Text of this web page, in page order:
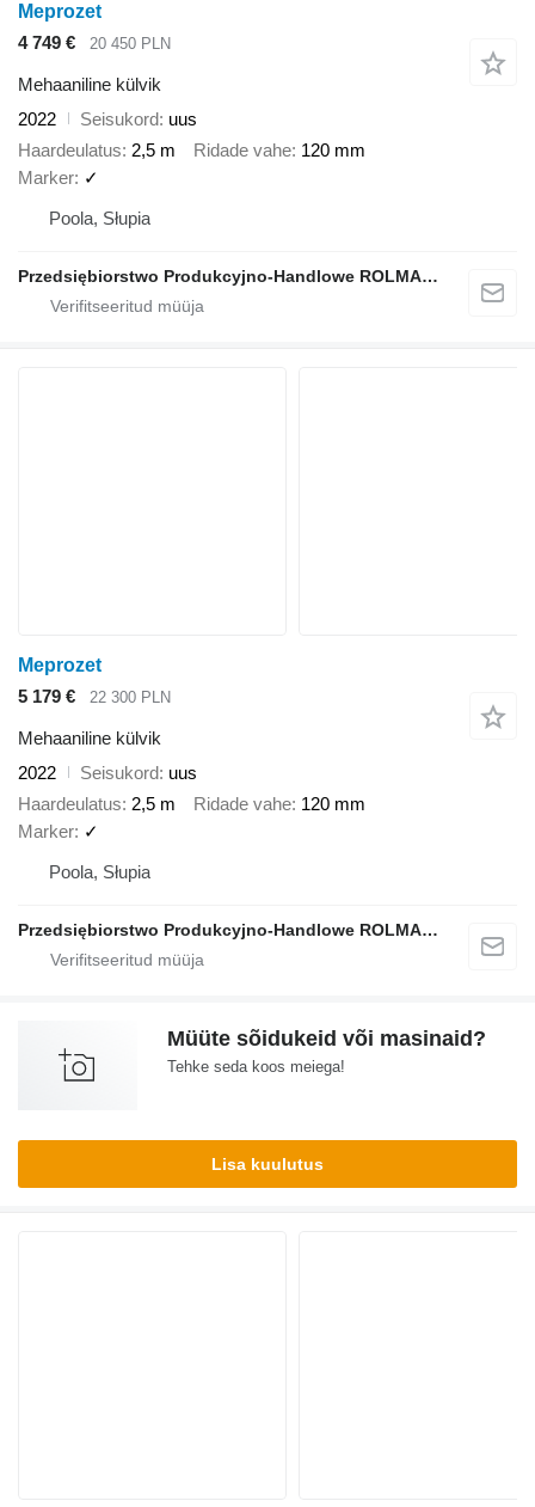
Meprozet
4 749 €
20 450 PLN
Mehaaniline külvik
2022
Seisukord uus
Haardeulatus 2,5 m Ridade vahe 120 mm
Marker ✓
Poola, Słupia
Przedsiębiorstwo Produkcyjno-Handlowe ROLMAPOL Marcin Dziekan
Meprozet
5 179 €
22 300 PLN
Mehaaniline külvik
2022
Seisukord uus
Haardeulatus 2,5 m Ridade vahe 120 mm
Marker ✓
Poola, Słupia
Przedsiębiorstwo Produkcyjno-Handlowe ROLMAPOL Marcin Dziekan
Müüte sõidukeid või masinaid?
Tehke seda koos meiega!
Lisa kuulutus